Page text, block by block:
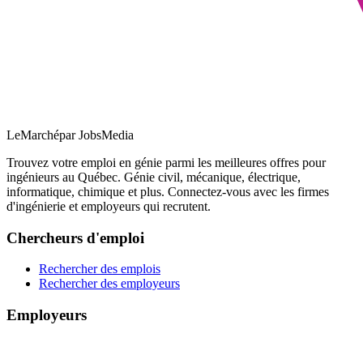
LeMarchépar JobsMedia
Trouvez votre emploi en génie parmi les meilleures offres pour
ingénieurs au Québec. Génie civil, mécanique, électrique,
informatique, chimique et plus. Connectez-vous avec les firmes
d'ingénierie et employeurs qui recrutent.
Chercheurs d'emploi
Rechercher des emplois
Rechercher des employeurs
Employeurs